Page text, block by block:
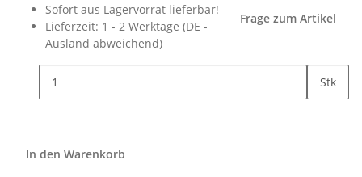
Sofort aus Lagervorrat lieferbar!
Lieferzeit: 1 - 2 Werktage (DE -
Ausland abweichend)
Frage zum Artikel
Stk
In den Warenkorb